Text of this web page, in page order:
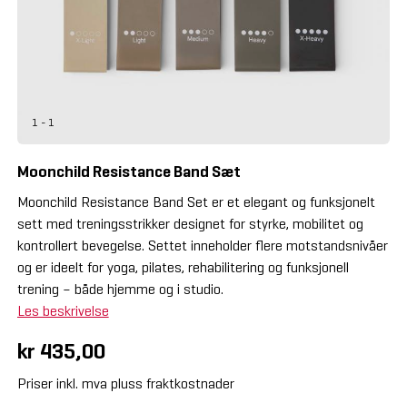
1 - 1
Moonchild Resistance Band Sæt
Moonchild Resistance Band Set er et elegant og funksjonelt
sett med treningsstrikker designet for styrke, mobilitet og
kontrollert bevegelse. Settet inneholder flere motstandsnivåer
og er ideelt for yoga, pilates, rehabilitering og funksjonell
trening – både hjemme og i studio.
Les beskrivelse
kr 435,00
Priser inkl. mva pluss fraktkostnader